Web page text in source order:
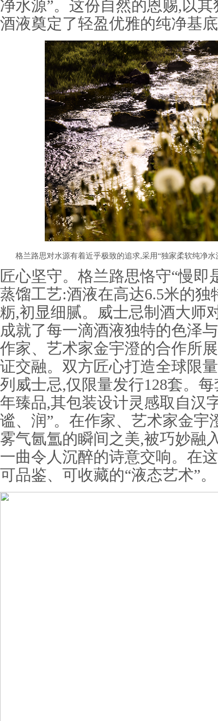
净水源”。这份自然的恩赐,以
酒液奠定了轻盈优雅的纯净基
格兰路思对水源有着近乎极致的追求,采用“独家柔软纯净水
匠心坚守。格兰路思恪守“慢即
蒸馏工艺:酒液在高达6.5米的
粝,初显细腻。威士忌制酒大师
成就了每一滴酒液独特的色泽
作家、艺术家金宇澄的合作所
证交融。双方匠心打造全球限
列威士忌,仅限量发行128套。
年臻品,其包装设计灵感取自汉
谧、润”。在作家、艺术家金宇
雾气氤氲的瞬间之美,被巧妙融
一曲令人沉醉的诗意交响。在
可品鉴、可收藏的“液态艺术”。